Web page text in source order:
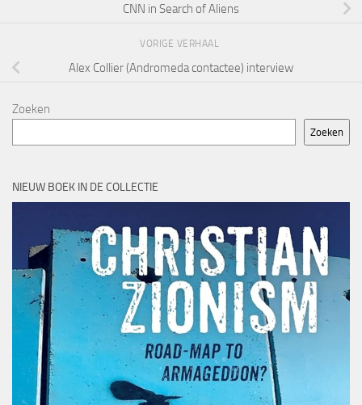
CNN in Search of Aliens
VORIGE VERHAAL
Alex Collier (Andromeda contactee) interview
Zoeken
Zoeken
NIEUW BOEK IN DE COLLECTIE